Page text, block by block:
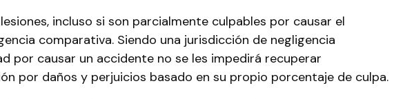
incluso si son parcialmente culpables por causar el
comparativa. Siendo una jurisdicción de negligencia
por causar un accidente no se les impedirá recuperar
por daños y perjuicios basado en su propio porcentaje de culpa.